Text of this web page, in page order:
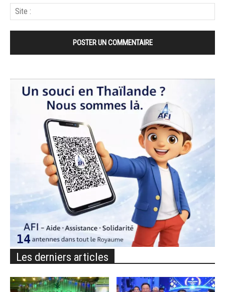
Les derniers articles